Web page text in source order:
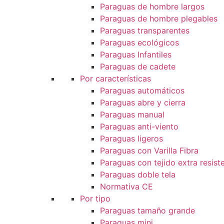
Paraguas de hombre largos
Paraguas de hombre plegables
Paraguas transparentes
Paraguas ecológicos
Paraguas Infantiles
Paraguas de cadete
Por características
Paraguas automáticos
Paraguas abre y cierra
Paraguas manual
Paraguas anti-viento
Paraguas ligeros
Paraguas con Varilla Fibra
Paraguas con tejido extra
Paraguas doble tela
Normativa CE
Por tipo
Paraguas tamaño grande